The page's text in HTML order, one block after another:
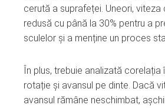
cerută a suprafeței. Uneori,
redusă cu până la 30% pentru a
sculelor și a menține un proces
În plus, trebuie analizată corelația
rotație și avansul pe dinte. Dacă
avansul rămâne neschimbat,